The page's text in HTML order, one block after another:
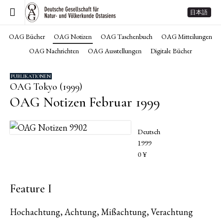
日本語
OAG Bücher OAG Notizen OAG Taschenbuch
OAG Mitteilungen
OAG Nachrichten
OAG Ausstellungen Digitale Bücher
PUBLIKATIONEN
OAG Tokyo (1999)
OAG Notizen Februar 1999
Deutsch
1999
0 ¥
Feature I
Hochachtung, Achtung, Mißachtung, Verachtung